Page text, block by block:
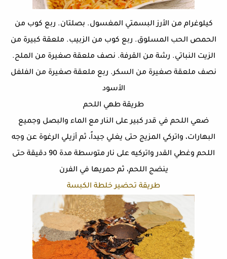
كيلوغرام من الأرز البسمتي المغسول. بصلتان. ربع كوب من
الحمص الحب المسلوق. ربع كوب من الزبيب. ملعقة كبيرة من
الزيت النباتي. رشة من القرفة. نصف ملعقة صغيرة من الملح.
نصف ملعقة صغيرة من السكر. ربع ملعقة صغيرة من الفلفل
الأسود
طريقة طهي اللحم
ضعي اللحم في قدر كبير على النار مع الماء والبصل وجميع
البهارات، واتركي المزيج حتى يغلي جيداً، ثم أزيلي الرغوة عن وجه
اللحم وغطي القدر واتركيه على نار متوسطة مدة 90 دقيقة حتى
ينضج اللحم، ثم حمريها في الفرن
طريقة تحضير خلطة الكبسة